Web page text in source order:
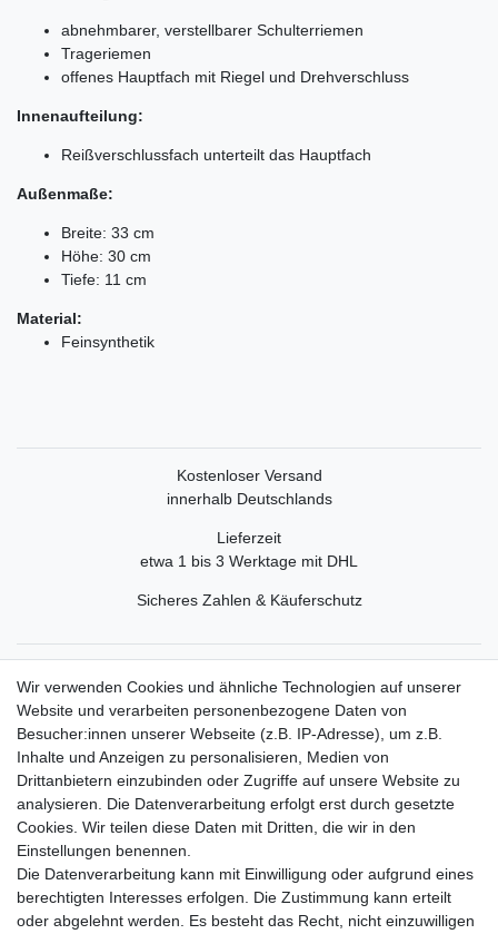
abnehmbarer, verstellbarer Schulterriemen
Trageriemen
offenes Hauptfach mit Riegel und Drehverschluss
Innenaufteilung:
Reißverschlussfach unterteilt das Hauptfach
Außenmaße:
Breite: 33 cm
Höhe: 30 cm
Tiefe: 11 cm
Material:
Feinsynthetik
Kostenloser Versand
innerhalb Deutschlands
Lieferzeit
etwa 1 bis 3 Werktage mit DHL
Sicheres Zahlen & Käuferschutz
Rechtliche Informationen
Widerrufsrecht
Widerrufsformular
Datenschutzerklärung
AGB
Impressum
Wir verwenden Cookies und ähnliche Technologien auf unserer
Website und verarbeiten personenbezogene Daten von
Besucher:innen unserer Webseite (z.B. IP-Adresse), um z.B.
Inhalte und Anzeigen zu personalisieren, Medien von
Drittanbietern einzubinden oder Zugriffe auf unsere Website zu
analysieren. Die Datenverarbeitung erfolgt erst durch gesetzte
Cookies. Wir teilen diese Daten mit Dritten, die wir in den
Einstellungen benennen.
Die Datenverarbeitung kann mit Einwilligung oder aufgrund eines
berechtigten Interesses erfolgen. Die Zustimmung kann erteilt
oder abgelehnt werden. Es besteht das Recht, nicht einzuwilligen